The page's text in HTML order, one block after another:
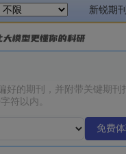
新锐期
免费